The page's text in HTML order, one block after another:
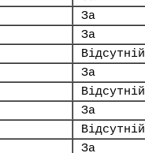
За
За
Відсутній
За
Відсутній
За
Відсутній
За